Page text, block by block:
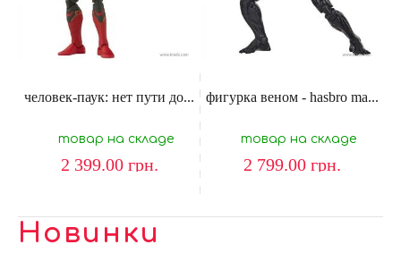
человек-паук: нет пути до...
товар на складе
2 399.00 грн.
фигурка веном - hasbro ma...
товар на складе
2 799.00 грн.
Новинки